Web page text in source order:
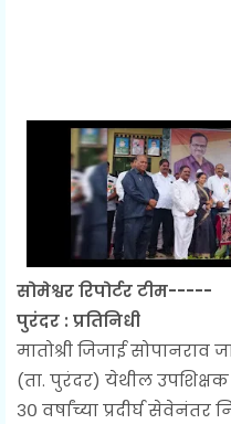
सोमेश्वर रिपोर्टर टीम-----
पुरंदर : प्रतिनिधी
मातोश्री जिजाई सोपानराव
(ता. पुरंदर) येथील
३० वर्षांच्या प्रदीर्घ